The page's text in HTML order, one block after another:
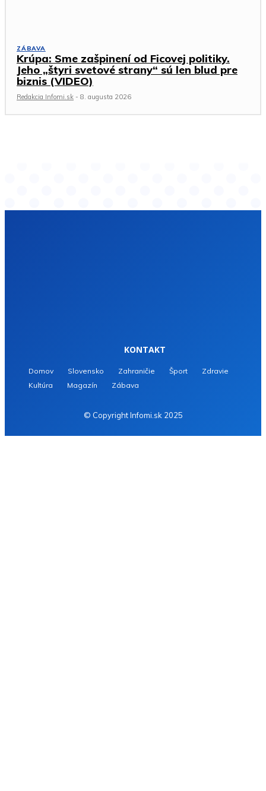
ZÁBAVA
Krúpa: Sme zašpinení od Ficovej politiky.
Jeho „štyri svetové strany“ sú len blud pre
biznis (VIDEO)
Redakcia Infomi.sk - 8. augusta 2026
KONTAKT
Domov Slovensko Zahraničie Šport
Zdravie
Kultúra
Magazín Zábava
© Copyright Infomi.sk 2025